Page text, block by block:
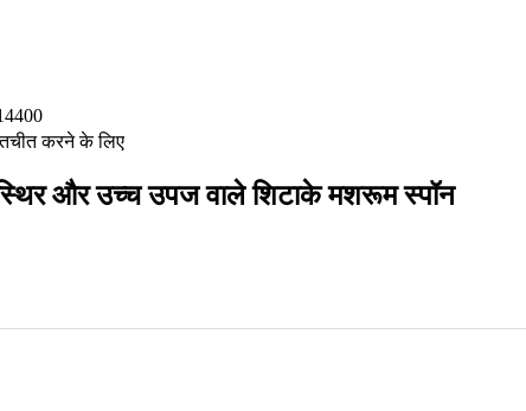
करने के लिए
और उच्च उपज वाले शिटाके मशरूम स्पॉन